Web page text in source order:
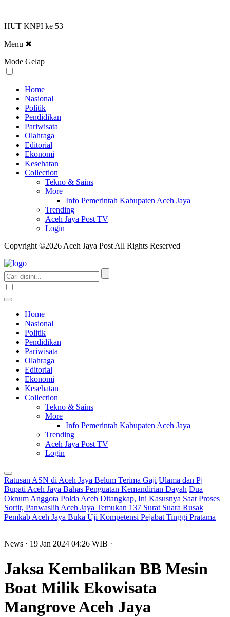
HUT KNPI ke 53
Menu ✖
Mode Gelap
Home
Nasional
Politik
Pendidikan
Pariwisata
Olahraga
Editorial
Ekonomi
Kesehatan
Collection
Tekno & Sains
More
Info Pemerintah Kabupaten Aceh Jaya
Trending
Aceh Jaya Post TV
Login
Copyright ©2026 Aceh Jaya Post All Rights Reserved
Home
Nasional
Politik
Pendidikan
Pariwisata
Olahraga
Editorial
Ekonomi
Kesehatan
Collection
Tekno & Sains
More
Info Pemerintah Kabupaten Aceh Jaya
Trending
Aceh Jaya Post TV
Login
Ratusan ASN di Aceh Jaya Belum Terima Gaji Ulama dan Pj
Bupati Aceh Jaya Bahas Penguatan Kemandirian Dayah Dua
Oknum Anggota Polda Aceh Ditangkap, Ini Kasusnya Saat Proses
Sortir, Panwaslih Aceh Jaya Temukan 137 Surat Suara Rusak
Pemkab Aceh Jaya Buka Uji Kompetensi Pejabat Tinggi Pratama
News · 19 Jan 2024 04:26 WIB ·
Jaksa Kembalikan BB Mesin
Boat Milik Ekowisata
Mangrove Aceh Jaya